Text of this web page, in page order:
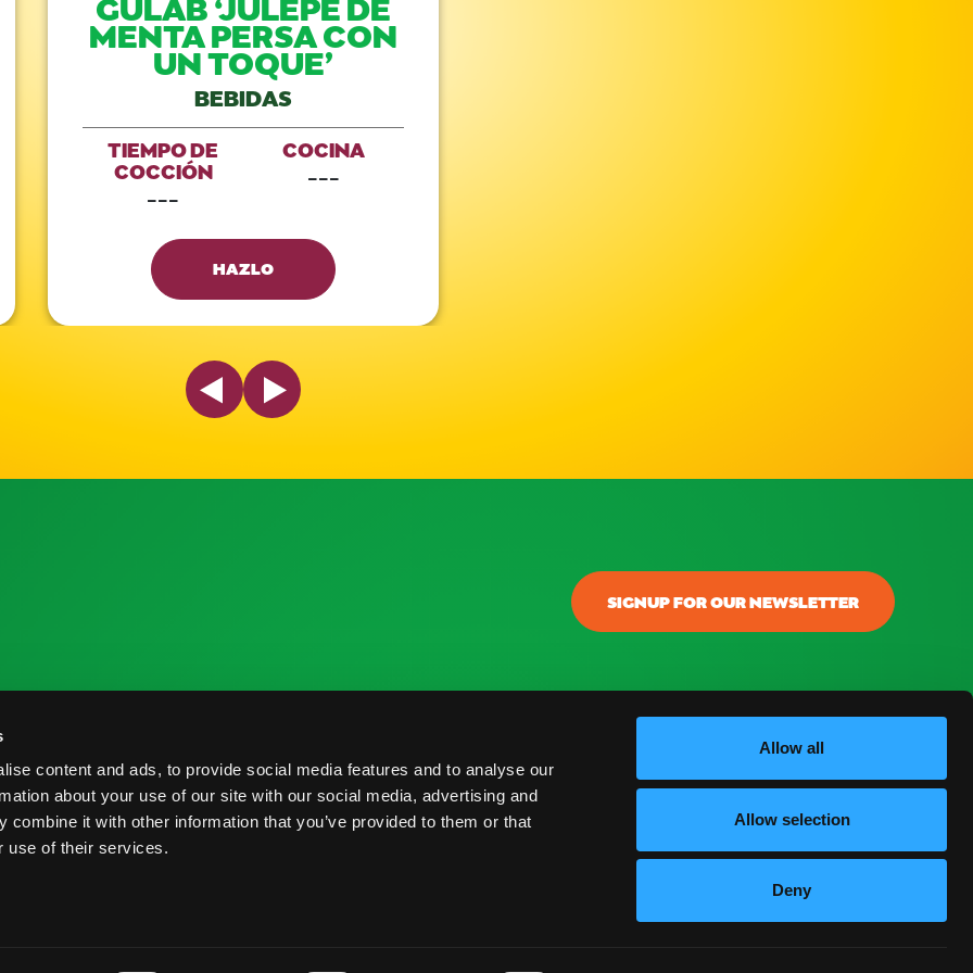
content and ads, to provide social media features and to analyse our
about your use of our site with our social media, advertising and
combine it with other information that you’ve provided to them or that
use of their services.
Allow all
Allow selection
Deny
MENTA PERSA CON
UN TOQUE’
BEBIDAS
TIEMPO DE
COCCIÓN
---
COCINA
---
HAZLO
Previous SlideNext Slide
SIGNUP FOR OUR NEWSLETTER
la Industria
de Cosecha
Recursos de Investigación
Informe de Cosecha
Prácticas Postcosecha
Conectar
Blog
Preguntas Frecuentes